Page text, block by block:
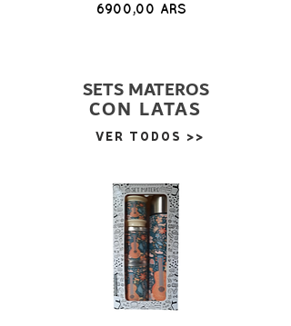
Precio
6900,00 ARS
SETS MATEROS
CON LATAS
VER TODOS >>